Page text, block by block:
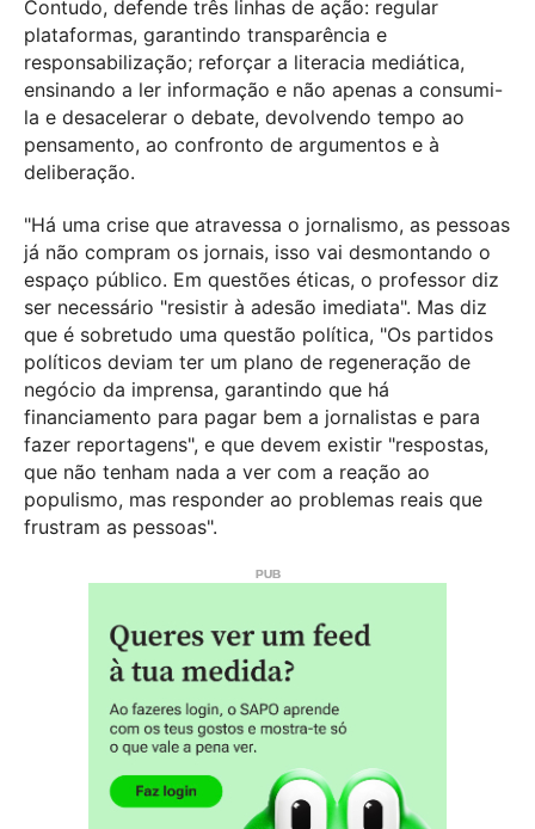
Contudo, defende três linhas de ação: regular
plataformas, garantindo transparência e
responsabilização; reforçar a literacia mediática,
ensinando a ler informação e não apenas a consumi-
la e desacelerar o debate, devolvendo tempo ao
pensamento, ao confronto de argumentos e à
deliberação.
"Há uma crise que atravessa o jornalismo, as pessoas
já não compram os jornais, isso vai desmontando o
espaço público. Em questões éticas, o professor diz
ser necessário "resistir à adesão imediata". Mas diz
que é sobretudo uma questão política, "Os partidos
políticos deviam ter um plano de regeneração de
negócio da imprensa, garantindo que há
financiamento para pagar bem a jornalistas e para
fazer reportagens", e que devem existir "respostas,
que não tenham nada a ver com a reação ao
populismo, mas responder ao problemas reais que
frustram as pessoas".